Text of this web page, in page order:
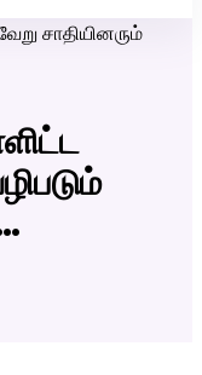
சாதியினரும்